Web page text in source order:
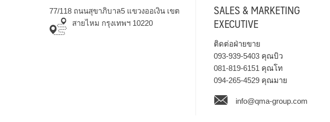
77/118 ถนนสุขาภิบาล5 แขวงออเงิน เขต
สายไหม กรุงเทพฯ 10220
SALES & MARKETING
EXECUTIVE
ติดต่อฝ่ายขาย
093-939-5403คุณบิว
081-819-6151 คุณโท
094-265-4529คุณมาย
info@qma-group.com